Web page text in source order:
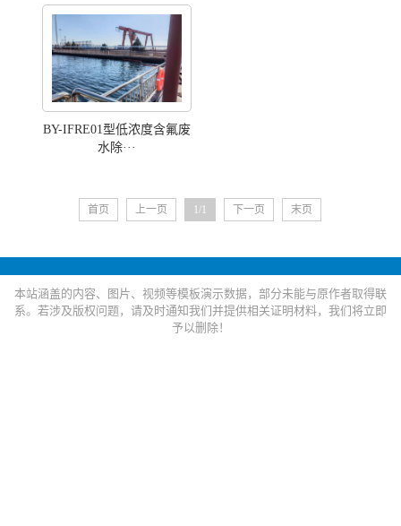
BY-IFRE01型低浓度含氟废
水除···
首页 上一页 1/1 下一页 末页
本站涵盖的内容、图片、视频等模板演示数据，部分未能与原作者取得联
系。若涉及版权问题，请及时通知我们并提供相关证明材料，我们将立即
予以删除！